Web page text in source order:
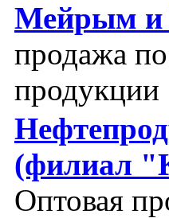
Мейрым
продажа
продукции
(филиал
Оптовая